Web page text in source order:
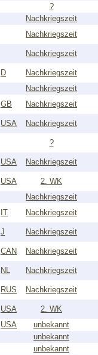
?
Nachkriegszeit
Nachkriegszeit
Nachkriegszeit
D Nachkriegszeit
Nachkriegszeit
GB Nachkriegszeit
USA Nachkriegszeit
?
USA Nachkriegszeit
USA 2. WK
Nachkriegszeit
IT Nachkriegszeit
J Nachkriegszeit
CAN Nachkriegszeit
NL Nachkriegszeit
RUS Nachkriegszeit
USA 2. WK
USA unbekannt
unbekannt
unbekannt